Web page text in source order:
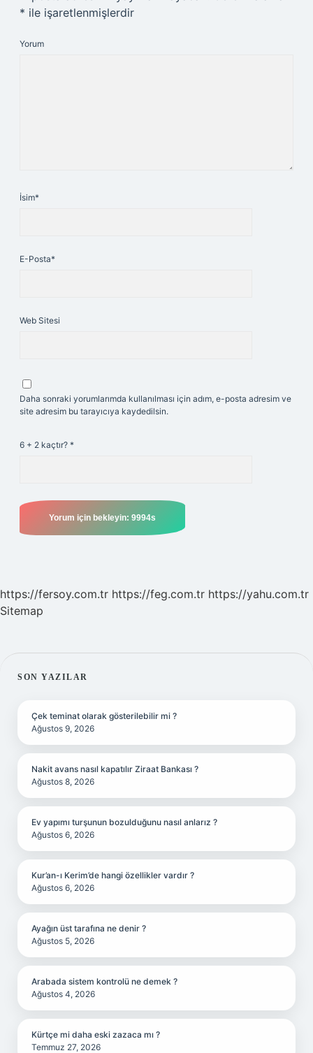
* ile işaretlenmişlerdir
Yorum
İsim*
E-Posta*
Web Sitesi
Daha sonraki yorumlarımda kullanılması için adım, e-posta adresim ve
site adresim bu tarayıcıya kaydedilsin.
6 + 2 kaçtır? *
https://fersoy.com.tr https://feg.com.tr https://yahu.com.tr
Sitemap
SIDEBAR
SON YAZILAR
Çek teminat olarak gösterilebilir mi ?
Ağustos 9, 2026
Nakit avans nasıl kapatılır Ziraat Bankası ?
Ağustos 8, 2026
Ev yapımı turşunun bozulduğunu nasıl anlarız ?
Ağustos 6, 2026
Kur’an-ı Kerim’de hangi özellikler vardır ?
Ağustos 6, 2026
Ayağın üst tarafına ne denir ?
Ağustos 5, 2026
Arabada sistem kontrolü ne demek ?
Ağustos 4, 2026
Kürtçe mi daha eski zazaca mı ?
Temmuz 27, 2026